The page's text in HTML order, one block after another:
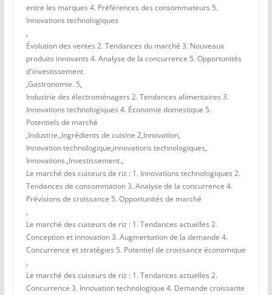
entre les marques 4. Préférences des consommateurs 5.
Innovations technologiques
,
Évolution des ventes 2. Tendances du marché 3. Nouveaux
produits innovants 4. Analyse de la concurrence 5. Opportunités
d'investissement
,Gastronomie. 5,
Industrie des électroménagers 2. Tendances alimentaires 3.
Innovations technologiques 4. Économie domestique 5.
Potentiels de marché
,Industrie.,Ingrédients de cuisine 2,Innovation,
Innovation technologique,innovations technologiques,
Innovations.,Investissement.,
Le marché des cuiseurs de riz : 1. Innovations technologiques 2.
Tendances de consommation 3. Analyse de la concurrence 4.
Prévisions de croissance 5. Opportunités de marché
,
Le marché des cuiseurs de riz : 1. Tendances actuelles 2.
Conception et innovation 3. Augmentation de la demande 4.
Concurrence et stratégies 5. Potentiel de croissance économique
,
Le marché des cuiseurs de riz : 1. Tendances actuelles 2.
Concurrence 3. Innovation technologique 4. Demande croissante